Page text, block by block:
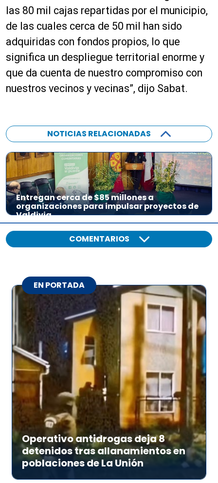
las 80 mil cajas repartidas por el municipio,
de las cuales cerca de 50 mil han sido
adquiridas con fondos propios, lo que
significa un despliegue territorial enorme y
que da cuenta de nuestro compromiso con
nuestros vecinos y vecinas”, dijo Sabat.
NOTICIAS RELACIONADAS
Entregan cerca de $85 millones a
organizaciones para impulsar proyectos de
Valdivia
COMENTARIOS
EN PORTADA
Operativo antidrogas deja 8
detenidos tras allanamientos en
poblaciones de La Unión